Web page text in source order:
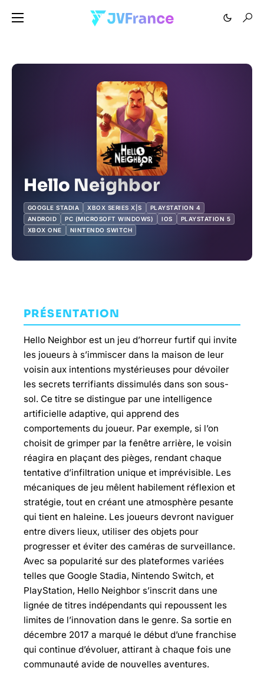
Hello Neighbor
GOOGLE STADIA XBOX SERIES X|S
PLAYSTATION 4
ANDROID
PC (MICROSOFT WINDOWS) IOS
PLAYSTATION 5
XBOX ONE
NINTENDO SWITCH
PRÉSENTATION
Hello Neighbor est un jeu d’horreur furtif qui invite
les joueurs à s’immiscer dans la maison de leur
voisin aux intentions mystérieuses pour dévoiler
les secrets terrifiants dissimulés dans son sous-
sol. Ce titre se distingue par une intelligence
artificielle adaptive, qui apprend des
comportements du joueur. Par exemple, si l’on
choisit de grimper par la fenêtre arrière, le voisin
réagira en plaçant des pièges, rendant chaque
tentative d’infiltration unique et imprévisible. Les
mécaniques de jeu mêlent habilement réflexion et
stratégie, tout en créant une atmosphère pesante
qui tient en haleine. Les joueurs devront naviguer
entre divers lieux, utiliser des objets pour
progresser et éviter des caméras de surveillance.
Avec sa popularité sur des plateformes variées
telles que Google Stadia, Nintendo Switch, et
PlayStation, Hello Neighbor s’inscrit dans une
lignée de titres indépendants qui repoussent les
limites de l’innovation dans le genre. Sa sortie en
décembre 2017 a marqué le début d’une franchise
qui continue d’évoluer, attirant à chaque fois une
communauté avide de nouvelles aventures.